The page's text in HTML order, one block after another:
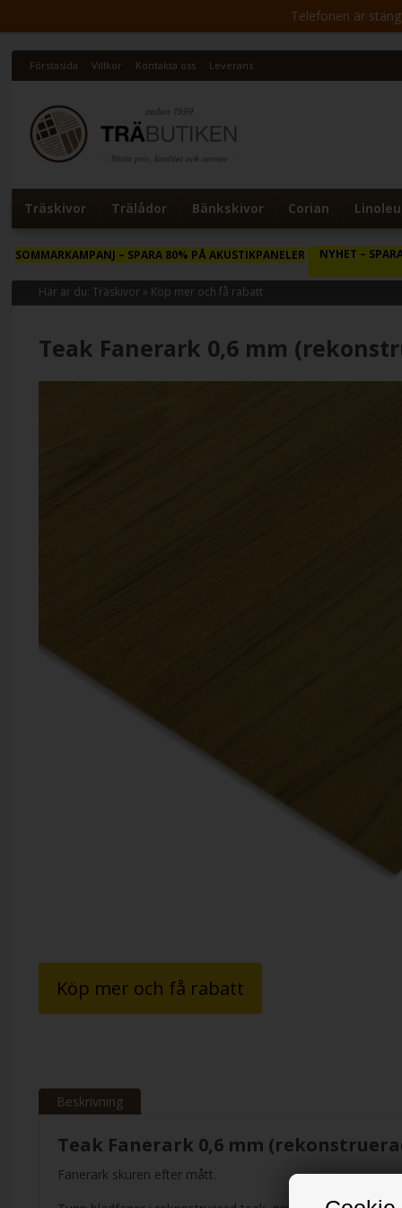
Telefonen är
Förstasida Villkor Kontakta oss Leverans
Träskivor Trälådor Bänkskivor Corian
SOMMARKAMPANJ– SPARA 80% PÅ AKUSTIKPANELER NYHET –
Här är du:Träskivor » Köp mer och få rabatt
Teak Fanerark 0,6 mm
Köp mer och få rabatt
Beskrivning
Teak Fanerark 0,6 mm
Fanerark skuren efter mått.